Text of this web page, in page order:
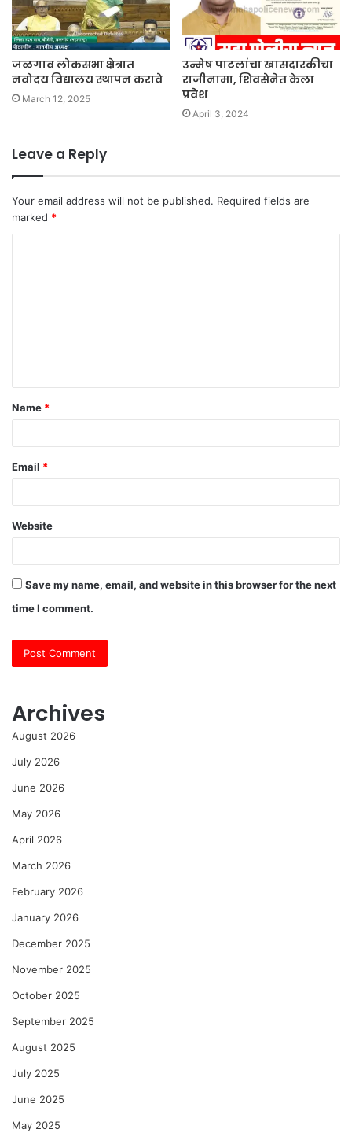
जळगाव लोकसभा क्षेत्रात
नवोदय विद्यालय स्थापन करावे
March 12, 2025
उन्मेष पाटलांचा खासदारकीचा
राजीनामा, शिवसेनेत केला
प्रवेश
April 3, 2024
Leave a Reply
Your email address will not be published. Required fields are
marked *
t
*
Name *
Email *
Website
Save my name, email, and website in this browser for the next
time I comment.
Archives
August 2026
July 2026
June 2026
May 2026
April 2026
March 2026
February 2026
January 2026
December 2025
November 2025
October 2025
September 2025
August 2025
July 2025
June 2025
May 2025